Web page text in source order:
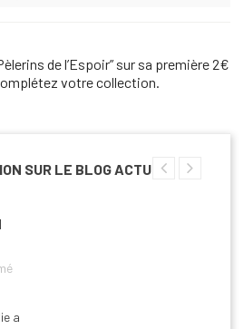
de l’Espoir” sur sa première 2€
votre collection.
SUR LE BLOG ACTU
a